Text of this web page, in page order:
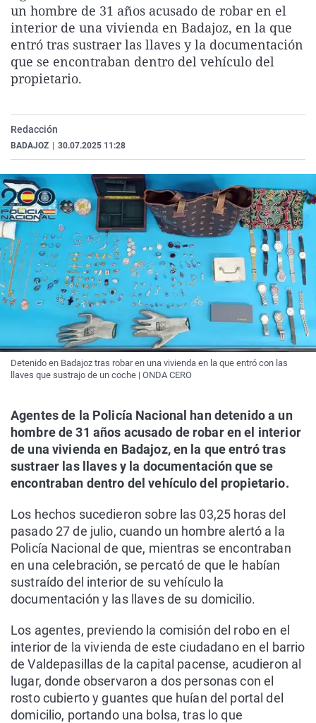
La rosa de los vientos
Gente viajera
Como el perro y el
Caso
Retornados
Equipo de
Extremadura
Galicia
La Rioja
Virales
Televisión
Elecciones
un hombre de 31 años acusado de robar en el
interior de una vivienda en Badajoz, en la que
entró tras sustraer las llaves y la documentación
que se encontraban dentro del vehículo del
propietario.
Redacción
BADAJOZ 30.07.2025 11:28
Detenido en Badajoz tras robar en una vivienda en la que entró con las
llaves que sustrajo de un coche | ONDA CERO
Agentes de la Policía Nacional han detenido a un
hombre de 31 años acusado de robar en el interior
de una vivienda en Badajoz, en la que entró tras
sustraer las llaves y la documentación que se
encontraban dentro del vehículo del propietario.
Los hechos sucedieron sobre las 03,25 horas del
pasado 27 de julio, cuando un hombre alertó a la
Policía Nacional de que, mientras se encontraban
en una celebración, se percató de que le habían
sustraído del interior de su vehículo la
documentación y las llaves de su domicilio.
Los agentes, previendo la comisión del robo en el
interior de la vivienda de este ciudadano en el barrio
de Valdepasillas de la capital pacense, acudieron al
lugar, donde observaron a dos personas con el
rosto cubierto y guantes que huían del portal del
domicilio, portando una bolsa, tras lo que